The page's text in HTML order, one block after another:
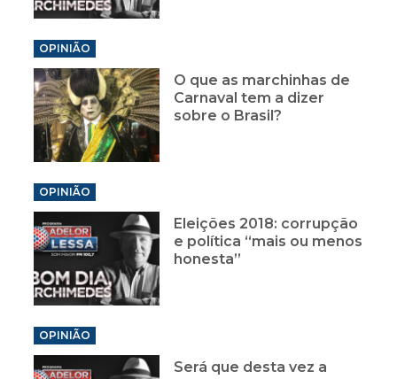
OPINIÃO
O que as marchinhas de
Carnaval tem a dizer
sobre o Brasil?
OPINIÃO
Eleições 2018: corrupção
e política “mais ou menos
honesta”
OPINIÃO
Será que desta vez a